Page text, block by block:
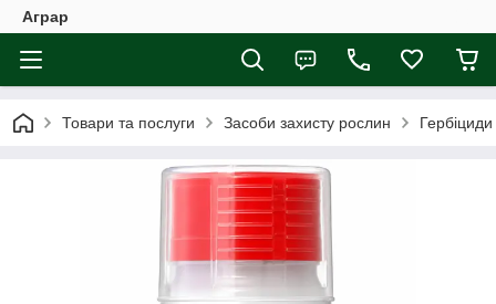
Аграр
Товари та послуги Засоби захисту рослин Гербіциди